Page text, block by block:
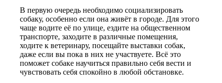
В первую очередь необходимо социализировать
собаку, особенно если она живёт в городе. Для этого
чаще водите её по улице, ездите на общественном
транспорте, заходите в различные помещения,
ходите к ветеринару, посещайте выставки собак,
даже если вы пока в них не участвуете. Всё это
поможет собаке научиться правильно себя вести и
чувствовать себя спокойно в любой обстановке.